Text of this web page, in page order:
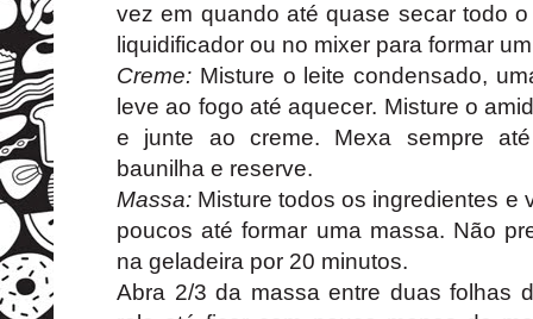
vez em quando até quase secar todo
liquidificador ou no mixer para formar
Creme: Misture o leite condensado,
leve ao fogo até aquecer. Misture o
e junte ao creme. Mexa sempre
baunilha e reserve.
Massa: Misture todos os ingredientes e
poucos até formar uma massa. Não
na geladeira por 20 minutos.
Abra 2/3 da massa entre duas folhas